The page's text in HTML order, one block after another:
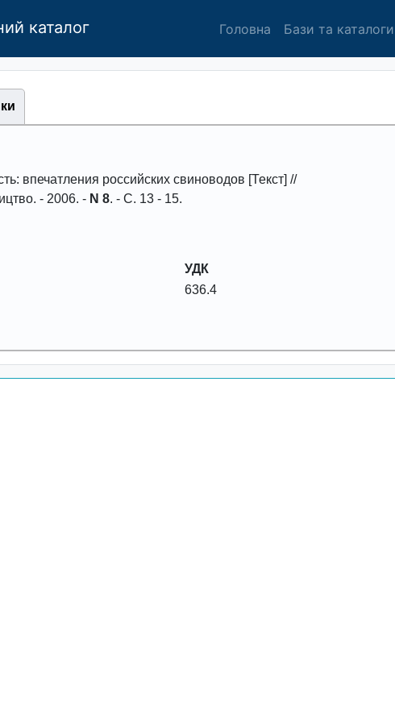
каталог Головна Бази та каталоги
впечатления pоссийских свиноводов [Текст] //
. - 2006. - N 8. - С. 13 - 15.
УДК
636.4